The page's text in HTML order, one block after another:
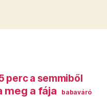
perc a semmiből
meg a fája babaváró